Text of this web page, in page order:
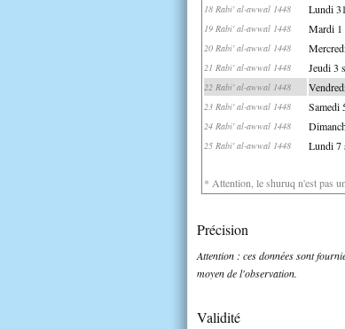
18 Rabi' al-awwal 1448 Lundi
19 Rabi' al-awwal 1448 Mardi 1
20 Rabi' al-awwal 1448
21 Rabi' al-awwal 1448 Jeudi 3
22 Rabi' al-awwal 1448
23 Rabi' al-awwal 1448 Samedi
24 Rabi' al-awwal 1448
25 Rabi' al-awwal 1448 Lundi 7
* Attention, le shuruq n'est pas
Précision
Attention : ces données sont
moyen de l'observation.
Validité